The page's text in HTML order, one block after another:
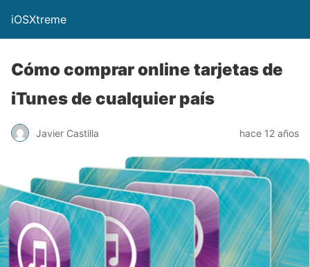
iOSXtreme
Cómo comprar online tarjetas de
iTunes de cualquier país
Javier Castilla hace 12 años